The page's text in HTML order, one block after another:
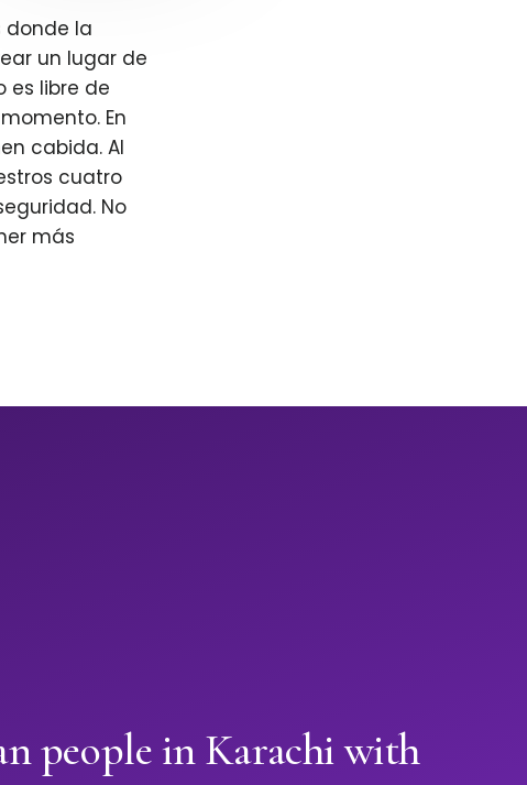
donde la
un lugar de
es libre de
En
cabida. Al
cuatro
No
más
people in Karachi with